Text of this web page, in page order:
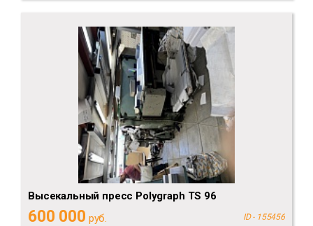
Высекальный пресс Polygraph TS 96
600 000 руб. ID - 155456